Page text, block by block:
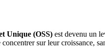
Unique (OSS) est devenu un
sur leur croissance,